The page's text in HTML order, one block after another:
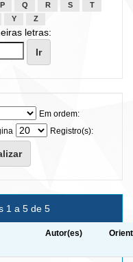
P Q R S
T
Y Z
letras:
Em ordem:
Registro(s):
1 a 5 de 5
Autor(es)